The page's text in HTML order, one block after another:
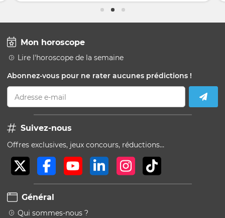
Mon horoscope
Lire l'horoscope de la semaine
Abonnez-vous pour ne rater aucunes prédictions !
Adresse e-mail
Suivez-nous
Offres exclusives, jeux concours, réductions…
Général
Qui sommes-nous ?